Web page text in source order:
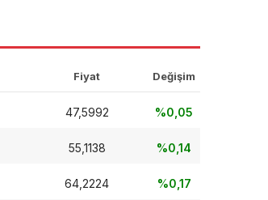
Fiyat Değişim
47,5992 %0,05
55,1138 %0,14
64,2224 %0,17